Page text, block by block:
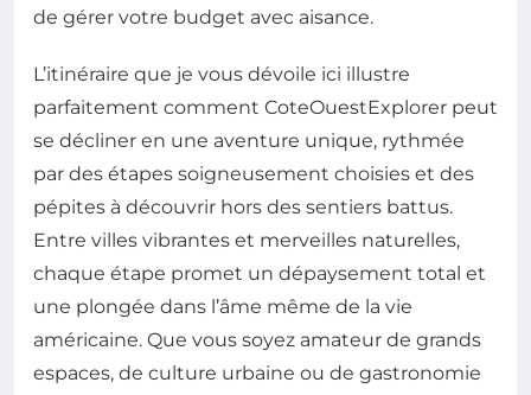
de gérer votre budget avec aisance.
L’itinéraire que je vous dévoile ici illustre
parfaitement comment CoteOuestExplorer peut
se décliner en une aventure unique, rythmée
par des étapes soigneusement choisies et des
pépites à découvrir hors des sentiers battus.
Entre villes vibrantes et merveilles naturelles,
chaque étape promet un dépaysement total et
une plongée dans l’âme même de la vie
américaine. Que vous soyez amateur de grands
espaces, de culture urbaine ou de gastronomie